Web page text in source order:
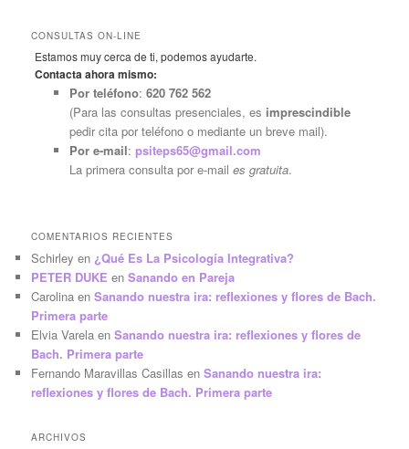
CONSULTAS ON-LINE
Estamos muy cerca de ti, podemos ayudarte.
Contacta ahora mismo:
Por teléfono: 620 762 562
(Para las consultas presenciales, es imprescindible
pedir cita por teléfono o mediante un breve mail).
Por e-mail: psiteps65@gmail.com
La primera consulta por e-mail es gratuita.
COMENTARIOS RECIENTES
Schirley en ¿Qué Es La Psicología Integrativa?
PETER DUKE enSanando en Pareja
Carolina enSanando nuestra ira: reflexiones y flores de Bach.
Primera parte
Elvia Varela enSanando nuestra ira: reflexiones y flores de
Bach. Primera parte
Fernando Maravillas Casillas enSanando nuestra ira:
reflexiones y flores de Bach. Primera parte
ARCHIVOS